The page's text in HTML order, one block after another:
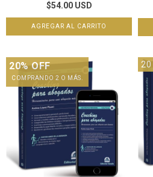
$54.00 USD
20% OFF
COMPRANDO 2 O MÁS.
20